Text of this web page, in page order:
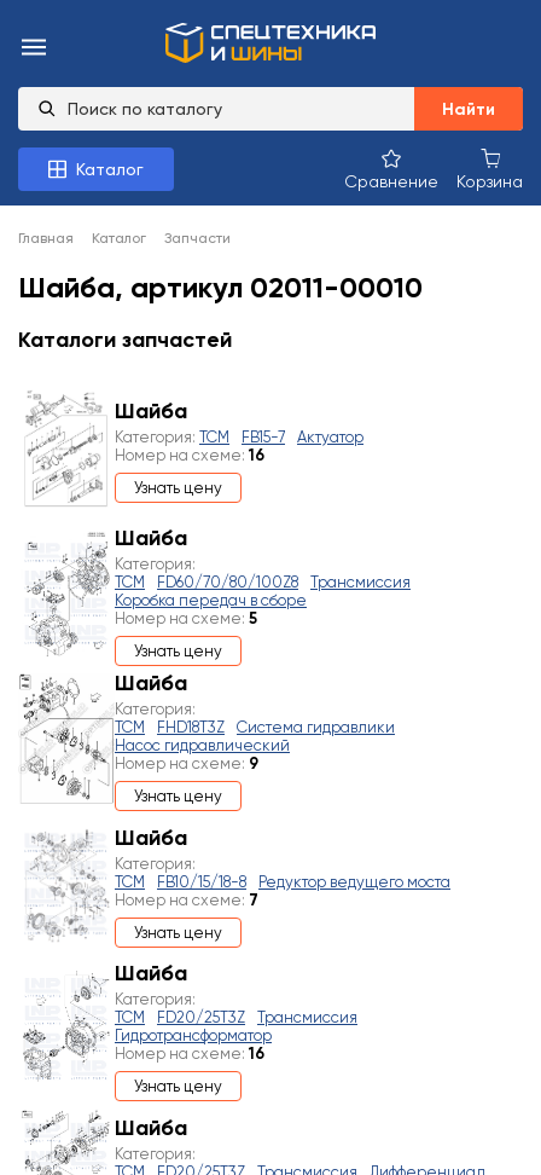
Найти
Каталог
Сравнение Корзина
Главная Каталог Запчасти
Шайба, артикул 02011-00010
Каталоги запчастей
Шайба
Категория: TCM FB15-7
Актуатор
Номер на схеме: 16
Узнать цену
Шайба
Категория:
TCM
FD60/70/80/100Z8
Трансмиссия
Коробка передач в сборе
Номер на схеме: 5
Узнать цену
Шайба
Категория:
TCM
FHD18T3Z
Система гидравлики
Насос гидравлический
Номер на схеме: 9
Узнать цену
Шайба
Категория:
TCM
FB10/15/18-8
Редуктор ведущего моста
Номер на схеме: 7
Узнать цену
Шайба
Категория:
TCM
FD20/25T3Z
Трансмиссия
Гидротрансформатор
Номер на схеме: 16
Узнать цену
Шайба
Категория:
TCM
FD20/25T3Z Трансмиссия
Дифференциал